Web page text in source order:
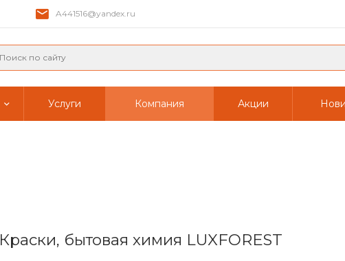
A441516@yandex.ru
Услуги Компания Акции
Краски, бытовая химия LUXFOREST